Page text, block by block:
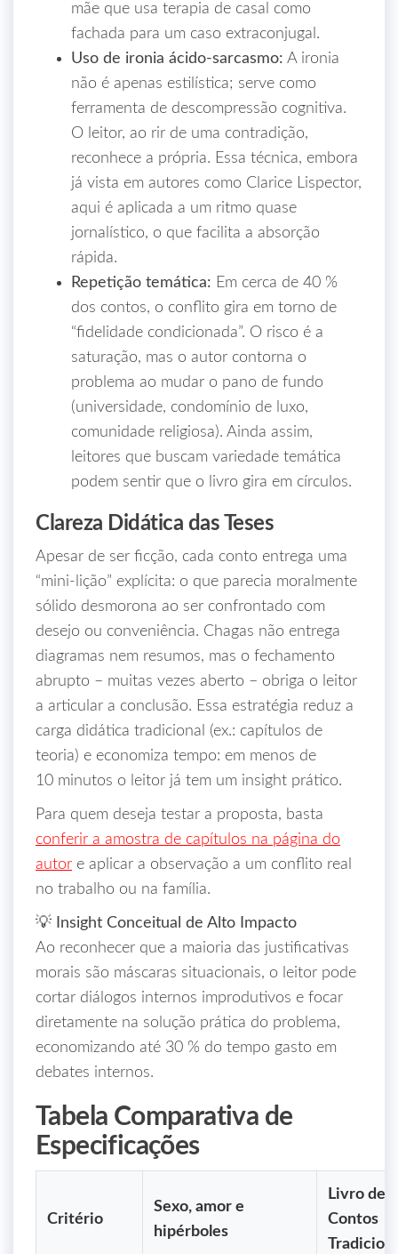
mãe que usa terapia de casal como
fachada para um caso extraconjugal.
Uso de ironia ácido‑sarcasmo: A ironia
não é apenas estilística; serve como
ferramenta de descompressão cognitiva.
O leitor, ao rir de uma contradição,
reconhece a própria. Essa técnica, embora
já vista em autores como Clarice Lispector,
aqui é aplicada a um ritmo quase
jornalístico, o que facilita a absorção
rápida.
Repetição temática: Em cerca de 40 %
dos contos, o conflito gira em torno de
“fidelidade condicionada”. O risco é a
saturação, mas o autor contorna o
problema ao mudar o pano de fundo
(universidade, condomínio de luxo,
comunidade religiosa). Ainda assim,
leitores que buscam variedade temática
podem sentir que o livro gira em círculos.
Clareza Didática das Teses
Apesar de ser ficção, cada conto entrega uma
“mini‑lição” explícita: o que parecia moralmente
sólido desmorona ao ser confrontado com
desejo ou conveniência. Chagas não entrega
diagramas nem resumos, mas o fechamento
abrupto – muitas vezes aberto – obriga o leitor
a articular a conclusão. Essa estratégia reduz a
carga didática tradicional (ex.: capítulos de
teoria) e economiza tempo: em menos de
10 minutos o leitor já tem um insight prático.
Para quem deseja testar a proposta, basta
conferir a amostra de capítulos na página do
autor e aplicar a observação a um conflito real
no trabalho ou na família.
💡 Insight Conceitual de Alto Impacto
Ao reconhecer que a maioria das justificativas
morais são máscaras situacionais, o leitor pode
cortar diálogos internos improdutivos e focar
diretamente na solução prática do problema,
economizando até 30 % do tempo gasto em
debates internos.
Tabela Comparativa de
Especificações
Critério
Sexo, amor e
hipérboles
Livro de
Contos